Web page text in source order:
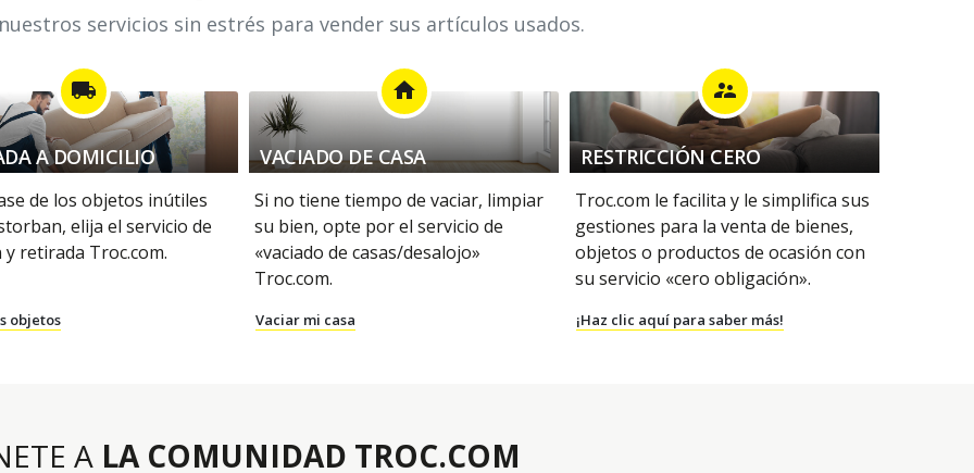
servicios sin estrés para vender sus artículos usados.
local_shipping
A DOMICILIO
de los objetos inútiles
elija el servicio de
y retirada Troc.com.
objetos
home
VACIADO DE CASA
Si no tiene tiempo de vaciar, limpiar
su bien, opte por el servicio de
«vaciado de casas/desalojo»
Troc.com.
Vaciar mi casa
supervisor_account
RESTRICCIÓN CERO
Troc.com le facilita y le simplifica sus
gestiones para la venta de bienes,
objetos o productos de ocasión con
su servicio «cero obligación».
¡Haz clic aquí para saber más!
A LA COMUNIDAD TROC.COM